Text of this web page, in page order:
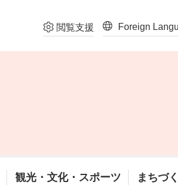
閲覧支援 Foreign
観光・文化・スポーツ まちづ